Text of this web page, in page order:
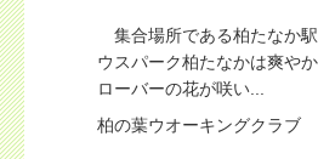
集合場所である柏たなか
ウスパーク柏たなかは爽や
ローバーの花が咲い...
柏の葉ウオーキングクラブ